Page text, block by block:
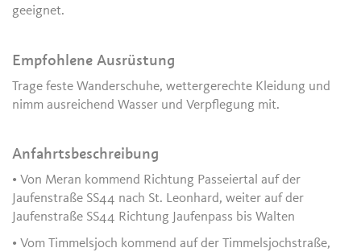
geeignet.
Empfohlene Ausrüstung
Trage feste Wanderschuhe, wettergerechte Kleidung und
nimm ausreichend Wasser und Verpflegung mit.
Anfahrtsbeschreibung
• Von Meran kommend Richtung Passeiertal auf der
Jaufenstraße SS44 nach St. Leonhard, weiter auf der
Jaufenstraße SS44 Richtung Jaufenpass bis Walten
• Vom Timmelsjoch kommend auf der Timmelsjochstraße,